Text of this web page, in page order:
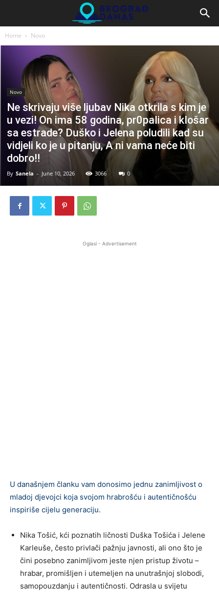
Home Novo
Novo
Ne skrivaju više ljubav Nika otkrila s kim je
u vezi! On ima 58 godina, pr0paIica i kIošar
sa estrade? Duško i Jelena poludili kad su
vidjeli ko je u pitanju, A ni vama neće biti
dobro!!
By Sanela - June 10, 2026 3066 0
Oglasi - Advertisement
U današnjem članku vam donosimo jednu zanimljivost o
mladoj djevojci koja svojom hrabrošću i autentičnošću
inspiriše cijelu generaciju.
Nika Tošić, kći poznatih ličnosti Duška Tošića i Jelene
Karleuše, često privlači pažnju javnosti, ali ono što je
čini posebno zanimljivom jeste njen pristup životu –
hrabar, promišljen i utemeljen na unutrašnjoj slobodi,
samopouzdanju i autentičnosti. Odrasla u svijetu